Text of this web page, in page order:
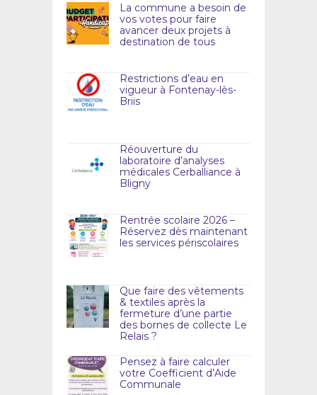
La commune a besoin de
vos votes pour faire
avancer deux projets à
destination de tous
Restrictions d’eau en
vigueur à Fontenay-lès-
Briis
Réouverture du
laboratoire d’analyses
médicales Cerballiance à
Bligny
Rentrée scolaire 2026 –
Réservez dès maintenant
les services périscolaires
Que faire des vêtements
& textiles après la
fermeture d’une partie
des bornes de collecte Le
Relais ?
Pensez à faire calculer
votre Coefficient d’Aide
Communale